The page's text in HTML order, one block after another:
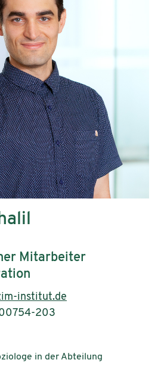
Mitarbeiter
institut.de
203
in der Abteilung